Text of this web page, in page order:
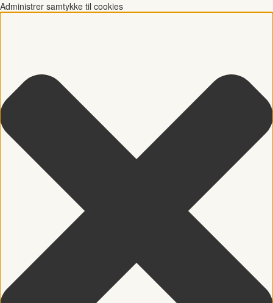
Administrer samtykke til cookies